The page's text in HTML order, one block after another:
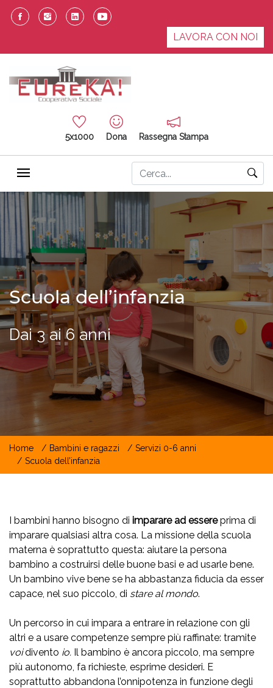
LAVORA CON NOI
5x1000 Dona Rassegna Stampa
Scuola dell’infanzia
Dai 3 ai 6 anni
Home Bambini e ragazzi
Servizi 0-6 anni
Scuola dell’infanzia
I bambini hanno bisogno di imparare ad essereprima di
imparare qualsiasi altra cosa. La missione della scuola
materna è soprattutto questa: aiutare la persona
bambino a costruirsi delle buone basi e ad usarle bene.
Un bambino vive bene se ha abbastanza fiducia da esser
capace, nel suo piccolo, di stare al mondo.
Un percorso in cui impara a entrare in relazione con gli
altri e a usare competenze sempre più raffinate: tramite
voidivento io. Il bambino è ancora piccolo, ma sempre
più autonomo, fa richieste, esprime desideri. E
soprattutto abbandona l’onnipotenza in funzione degli